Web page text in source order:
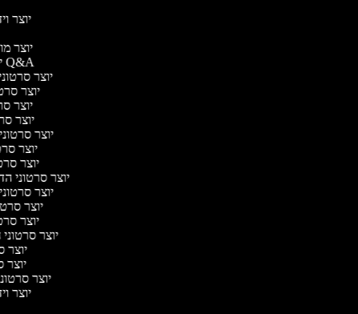
יוצר
יוצר
יוצר סרטוני Q&A
יוצר
יוצר
יוצר
יוצר
יוצר
יוצר
יוצר
יוצר סרטוני
יוצר
יוצר
יוצר
יוצר
יוצר
יוצר
יוצר
יוצר